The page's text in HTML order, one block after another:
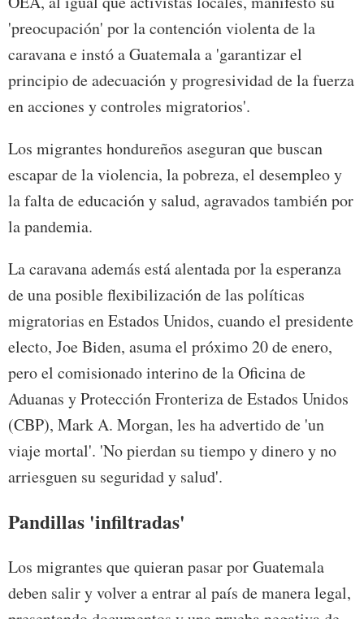
'preocupación' por la contención violenta de la
caravana e instó a Guatemala a 'garantizar el
principio de adecuación y progresividad de la fuerza
en acciones y controles migratorios'.
Los migrantes hondureños aseguran que buscan
escapar de la violencia, la pobreza, el desempleo y
la falta de educación y salud, agravados también por
la pandemia.
La caravana además está alentada por la esperanza
de una posible flexibilización de las políticas
migratorias en Estados Unidos, cuando el presidente
electo, Joe Biden, asuma el próximo 20 de enero,
pero el comisionado interino de la Oficina de
Aduanas y Protección Fronteriza de Estados Unidos
(CBP), Mark A. Morgan, les ha advertido de 'un
viaje mortal'. 'No pierdan su tiempo y dinero y no
arriesguen su seguridad y salud'.
Pandillas 'infiltradas'
Los migrantes que quieran pasar por Guatemala
deben salir y volver a entrar al país de manera legal,